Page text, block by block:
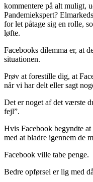
kommentere på alt muligt,
Pandemiekspert?
for let påtage sig en rolle,
løfte.
Facebooks dilemma er, at
situationen.
Prøv at forestille dig, at
når vi har delt eller sagt
Det er noget af det værste
fejl”.
Hvis Facebook begyndte
med at bladre igennem de
Facebook ville tabe penge.
Bedre opførsel er lig med